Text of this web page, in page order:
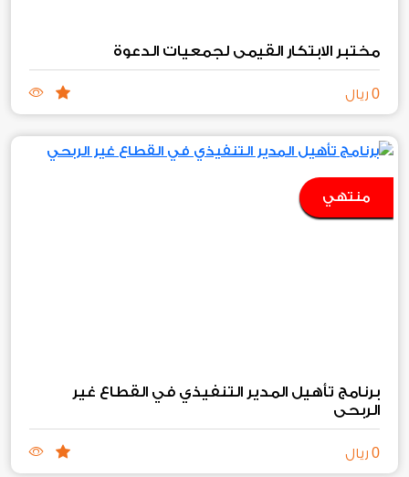
مختبر الابتكار القيمي لجمعيات الدعوة
0 ريال
منتهي
برنامج تأهيل المدير التنفيذي في القطاع غير
الربحي
0 ريال